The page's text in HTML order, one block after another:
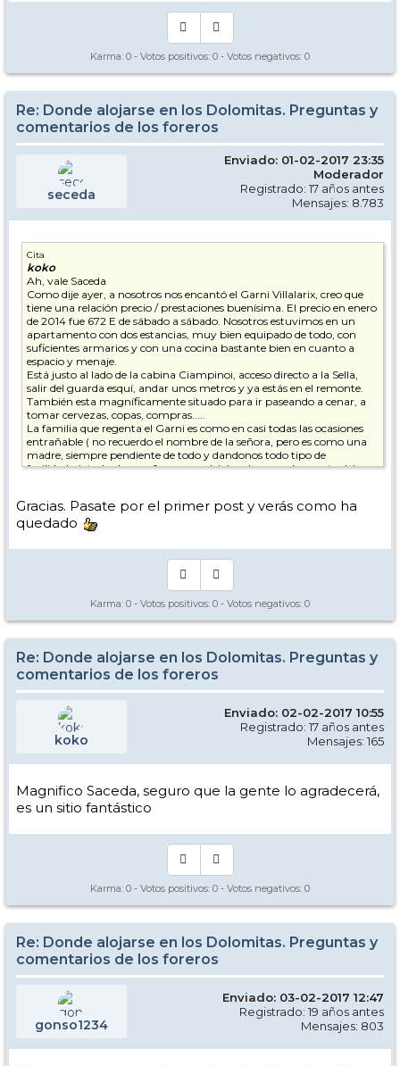
Karma: 0 - Votos positivos: 0 - Votos negativos: 0
Re: Donde alojarse en los Dolomitas. Preguntas y
comentarios de los foreros
seceda
Enviado: 01-02-2017 23:35
Moderador
Registrado: 17 años antes
Mensajes: 8.783
Cita
koko
Ah, vale Saceda
Como dije ayer, a nosotros nos encantó el Garni Villalarix, creo que
tiene una relación precio / prestaciones buenísima. El precio en enero
de 2014 fue 672 E de sábado a sábado. Nosotros estuvimos en un
apartamento con dos estancias, muy bien equipado de todo, con
suficientes armarios y con una cocina bastante bien en cuanto a
espacio y menaje.
Está justo al lado de la cabina Ciampinoi, acceso directo a la Sella,
salir del guarda esquí, andar unos metros y ya estás en el remonte.
También esta magníficamente situado para ir paseando a cenar, a
tomar cervezas, copas, compras.....
La familia que regenta el Garni es como en casi todas las ocasiones
entrañable ( no recuerdo el nombre de la señora, pero es como una
madre, siempre pendiente de todo y dandonos todo tipo de
facilidades), todas las mañanas nos dejaba el pan en la puerta del
grappa para reponerte. En fin recomendable cien por cien!!!!!!!!
Este año volvemos al Garni Mirabel a Colfosco en el que estuvimos
en enero de 2013 y para opinar de este, podría repetir el texto de
antes integro.
Saceda, espero que sea esto lo que me pedías
Gracias. Pasate por el primer post y verás como ha
quedado
Karma: 0 - Votos positivos: 0 - Votos negativos: 0
Re: Donde alojarse en los Dolomitas. Preguntas y
comentarios de los foreros
koko
Enviado: 02-02-2017 10:55
Registrado: 17 años antes
Mensajes: 165
Magnifico Saceda, seguro que la gente lo agradecerá,
es un sitio fantástico
Karma: 0 - Votos positivos: 0 - Votos negativos: 0
Re: Donde alojarse en los Dolomitas. Preguntas y
comentarios de los foreros
gonso1234
Enviado: 03-02-2017 12:47
Registrado: 19 años antes
Mensajes: 803